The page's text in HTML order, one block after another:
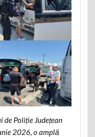
Poliție Județean
2026, o amplă